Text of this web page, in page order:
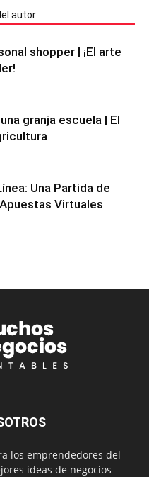
autor
shopper | ¡El arte
granja escuela | El
Una Partida de
Virtuales
los emprendedores del
ideas de negocios